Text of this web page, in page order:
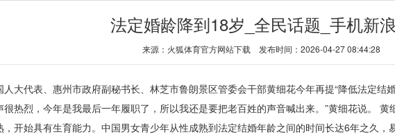
法定婚龄降到18岁_全民话题_手机新
来源： 火狐体育官方网站下载 发布时间：2026-04-27 08:44:28
代表、惠州市政府副秘书长、林芝市鲁朗景区管委会干部黄细花今年再提“降低法定结
很热烈，今年是我最后一年履职了，所以我还是要把老百姓的声音喊出来。”黄细花说。
，开始具有生育能力。中国男女青少年从性成熟到法定结婚年龄之间的时间长达6年之久，